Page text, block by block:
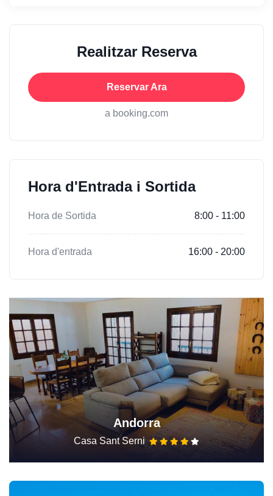
Realitzar Reserva
Reservar Ara
a booking.com
Hora d'Entrada i Sortida
Hora de Sortida 8:00 - 11:00
Hora d'entrada 16:00 - 20:00
Andorra
Casa Sant Serni